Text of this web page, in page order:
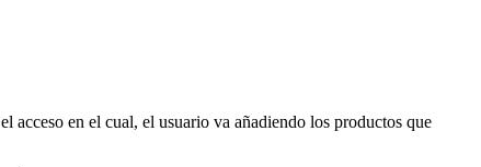
acceso en el cual, el usuario va añadiendo los productos que